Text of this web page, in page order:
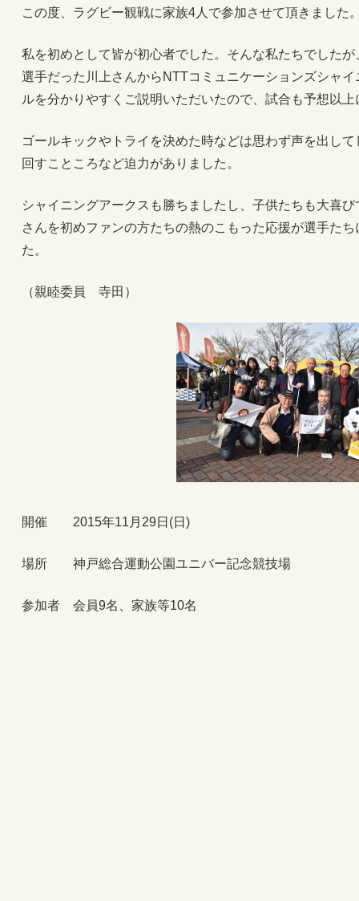
この度、ラグビー観戦に家族4人で参加させて頂きました
私を初めとして皆が初心者でした。そんな私たちでした
選手だった川上さんからNTTコミュニケーションズシャ
ルを分かりやすくご説明いただいたので、試合も予想以
ゴールキックやトライを決めた時などは思わず声を出し
回すこところなど迫力がありました。
シャイニングアークスも勝ちましたし、子供たちも大喜
さんを初めファンの方たちの熱のこもった応援が選手た
た。
（親睦委員 寺田）
開催 2015年11月29日(日)
場所 神戸総合運動公園ユニバー記念競技場
参加者 会員9名、家族等10名